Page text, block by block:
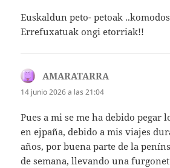
Euskaldun peto- petoak
Errefuxatuak ongi etorriak!!
AMARATARRAdice:
14 junio 2026 a las 21:04
Pues a mi se me ha debido pegar
en ejpaña, debido a mis viajes
años, por buena parte de la
de semana, llevando una